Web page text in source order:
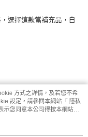
選擇這款當補充品，自
方式之詳情，及若您不希
設定，請參閱本網站「 隱私
示您同意本公司得按本網站使